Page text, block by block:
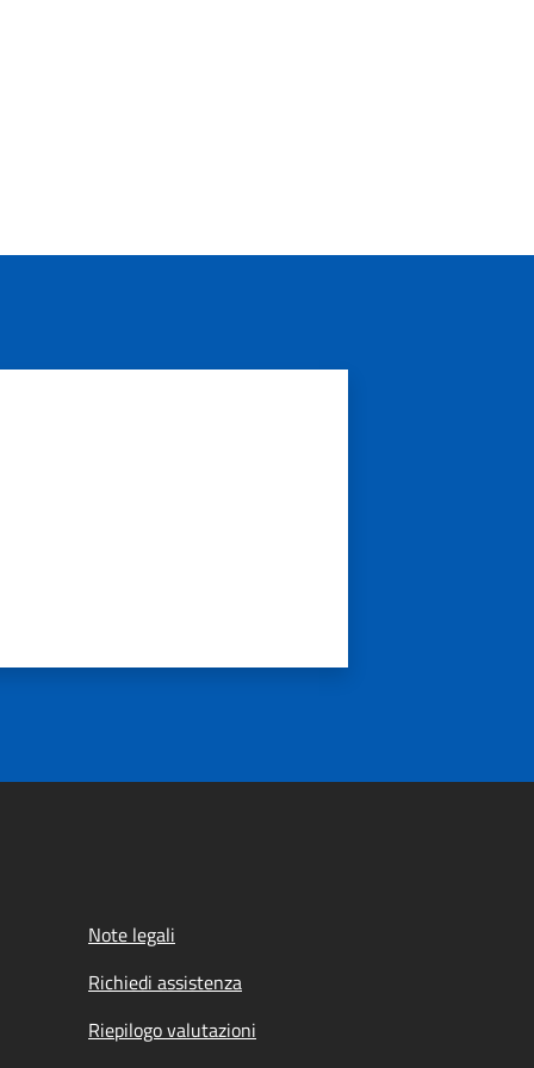
Note legali
Richiedi assistenza
Riepilogo valutazioni